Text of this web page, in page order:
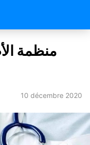
منظمة
10 décembre 2020